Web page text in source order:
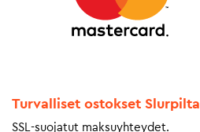
Turvalliset ostokset Slurpilta
SSL-suojatut maksuyhteydet.